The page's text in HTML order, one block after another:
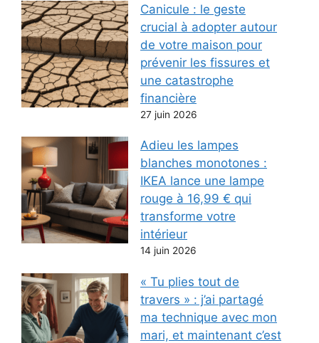
Canicule : le geste
crucial à adopter autour
de votre maison pour
prévenir les fissures et
une catastrophe
financière
27 juin 2026
Adieu les lampes
blanches monotones :
IKEA lance une lampe
rouge à 16,99 € qui
transforme votre
intérieur
14 juin 2026
« Tu plies tout de
travers » : j’ai partagé
ma technique avec mon
mari, et maintenant c’est